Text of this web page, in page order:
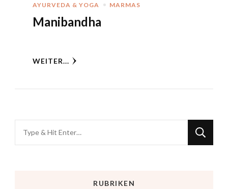
AYURVEDA & YOGA MARMAS
Manibandha
WEITER...
RUBRIKEN